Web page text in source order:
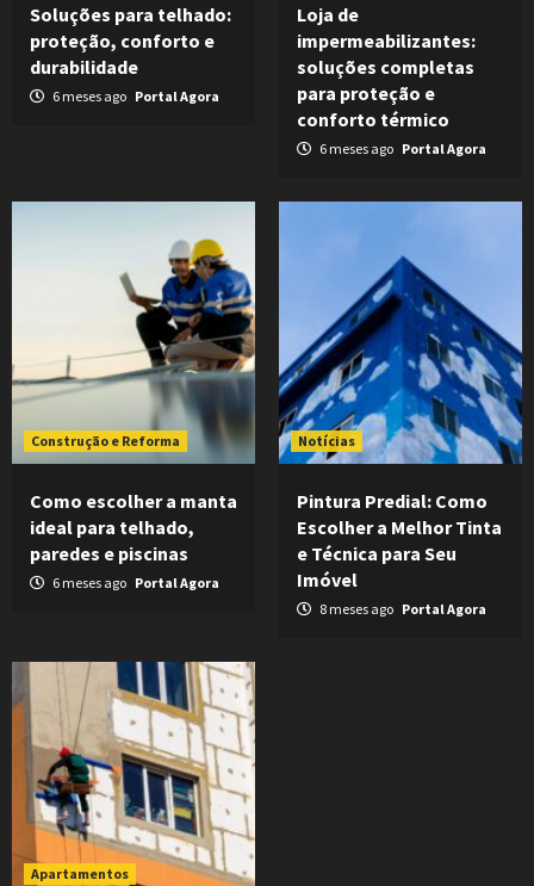
Soluções para telhado:
proteção, conforto e
durabilidade
6 meses ago Portal Agora
Loja de
impermeabilizantes:
soluções completas
para proteção e
conforto térmico
6 meses ago Portal Agora
Construção e Reforma
Como escolher a manta
ideal para telhado,
paredes e piscinas
6 meses ago Portal Agora
Notícias
Pintura Predial: Como
Escolher a Melhor Tinta
e Técnica para Seu
Imóvel
8 meses ago Portal Agora
Apartamentos